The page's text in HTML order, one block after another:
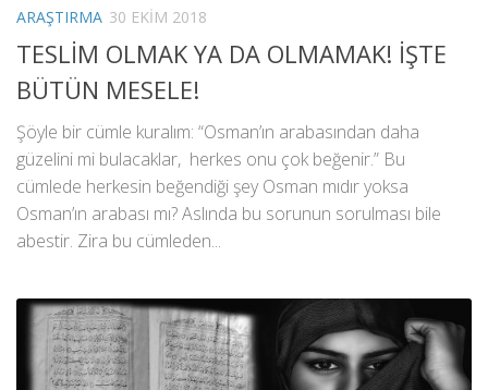
ARAŞTIRMA 30 EKIM 2018
TESLİM OLMAK YA DA OLMAMAK! İŞTE
BÜTÜN MESELE!
Şöyle bir cümle kuralım: “Osman’ın arabasından daha
güzelini mi bulacaklar, herkes onu çok beğenir.” Bu
cümlede herkesin beğendiği şey Osman mıdır yoksa
Osman’ın arabası mı? Aslında bu sorunun sorulması bile
abestir. Zira bu cümleden...